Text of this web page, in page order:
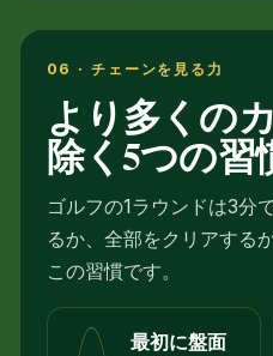
06 · チェーンを見る力
より多くの
除く5つの習
ゴルフの1ラウンドは3分
るか、全部をクリアする
この習慣です。
最初に盤面